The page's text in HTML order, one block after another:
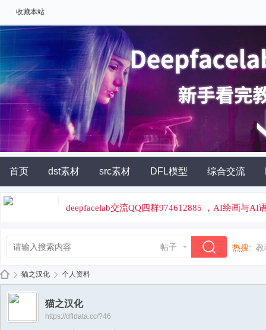
收藏本站
首页 dst素材 src素材 DFL模型 综合交流
AI角色扮演
deepfacelab交流QQ四群974612885 ，AI绘画与AI
帖子
热搜: 教
›
猫之汉化 个人资料
猫之汉化
https://dfldata.cc/?46